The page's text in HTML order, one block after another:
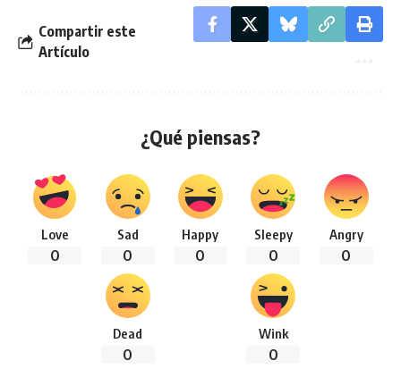
Compartir este
Artículo
¿Qué piensas?
Love
0
Sad
0
Happy
0
Sleepy
0
Angry
0
Dead
0
Wink
0